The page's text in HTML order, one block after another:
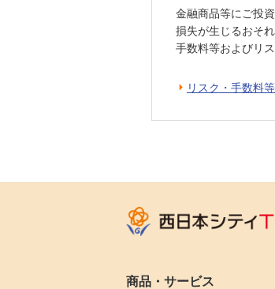
金融商品等にご投
損失が生じるおそれ
手数料等およびリ
リスク・手数料
商品・サービス